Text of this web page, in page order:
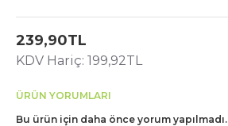
239,90TL
KDV Hariç: 199,92TL
ÜRÜN YORUMLARI
Bu ürün için daha önce yorum yapılmadı.